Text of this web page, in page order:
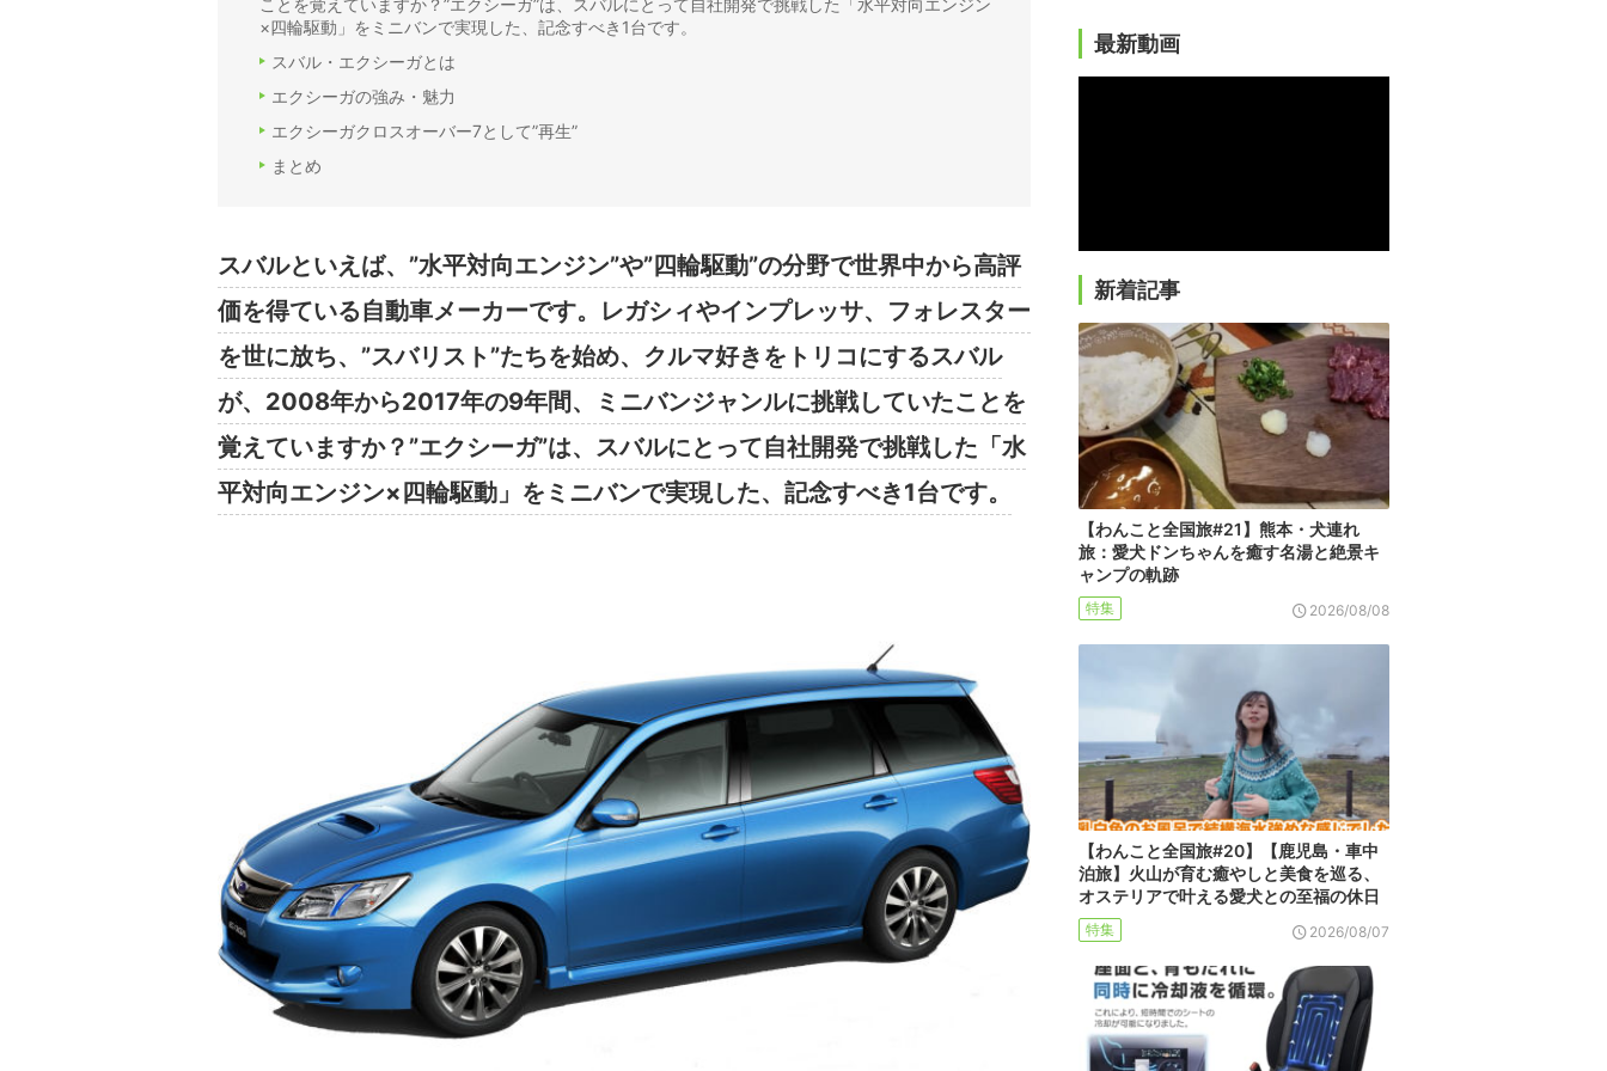
ことを覚えていますか？”エクシーガ”は、スバルにとって自社開発で挑戦した「水平対向エンジン
×四輪駆動」をミニバンで実現した、記念すべき1台です。
スバル・エクシーガとは
エクシーガの強み・魅力
エクシーガクロスオーバー7として”再生”
まとめ
スバルといえば、”水平対向エンジン”や”四輪駆動”の分野で世界中から高評
価を得ている自動車メーカーです。レガシィやインプレッサ、フォレスター
を世に放ち、”スバリスト”たちを始め、クルマ好きをトリコにするスバル
が、2008年から2017年の9年間、ミニバンジャンルに挑戦していたことを
覚えていますか？”エクシーガ”は、スバルにとって自社開発で挑戦した「水
平対向エンジン×四輪駆動」をミニバンで実現した、記念すべき1台です。
最新動画
新着記事
【わんこと全国旅#21】熊本・犬連れ
旅：愛犬ドンちゃんを癒す名湯と絶景キ
ャンプの軌跡
特集 2026/08/08
【わんこと全国旅#20】【鹿児島・車中
泊旅】火山が育む癒やしと美食を巡る、
オステリアで叶える愛犬との至福の休日
特集 2026/08/07